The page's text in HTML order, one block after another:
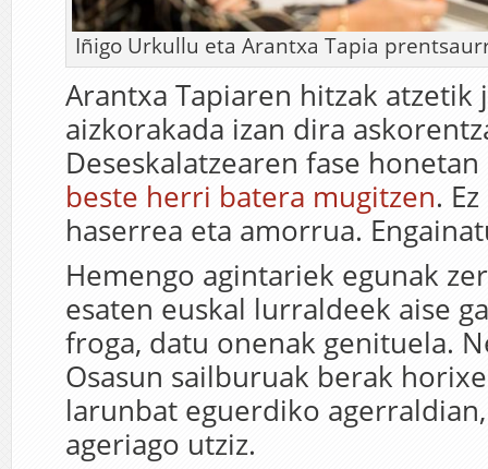
Iñigo Urkullu eta Arantxa Tapia
Arantxa Tapiaren hitzak atzetik
aizkorakada izan dira
Deseskalatzearen fase honetan
beste herri batera mugitzen.
haserrea eta amorrua.
Hemengo agintariek egunak
esaten euskal lurraldeek aise
froga, datu onenak genituela.
Osasun sailburuak berak
larunbat eguerdiko
ageriago utziz.